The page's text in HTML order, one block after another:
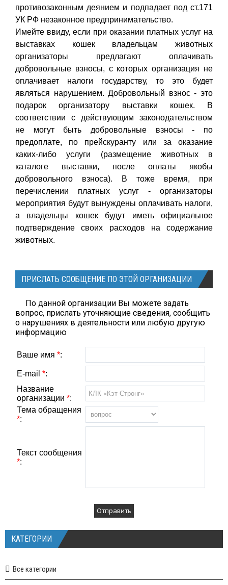
противозаконным деянием и подпадает под ст.171
УК РФ незаконное предпринимательство.
Имейте ввиду, если при оказании платных услуг на
выставках кошек владельцам животных
организаторы предлагают оплачивать
добровольные взносы, с которых организация не
оплачивает налоги государству, то это будет
являться нарушением. Добровольный взнос - это
подарок организатору выставки кошек. В
соответствии с действующим законодательством
не могут быть добровольные взносы - по
предоплате, по прейскуранту или за оказание
каких-либо услуги (размещение животных в
каталоге выставки, после оплаты якобы
добровольного взноса). В тоже время, при
перечислении платных услуг - организаторы
мероприятия будут вынуждены оплачивать налоги,
а владельцы кошек будут иметь официальное
подтверждение своих расходов на содержание
животных.
ПРИСЛАТЬ СООБЩЕНИЕ ПО ЭТОЙ ОРГАНИЗАЦИИ
По данной организации Вы можете задать
вопрос, прислать уточняющие сведения, сообщить
о нарушениях в деятельности или любую другую
информацию
Ваше имя *:
E-mail *:
Название
организации *:
Тема обращения
*:
Текст сообщения
*:
КАТЕГОРИИ
Все категории